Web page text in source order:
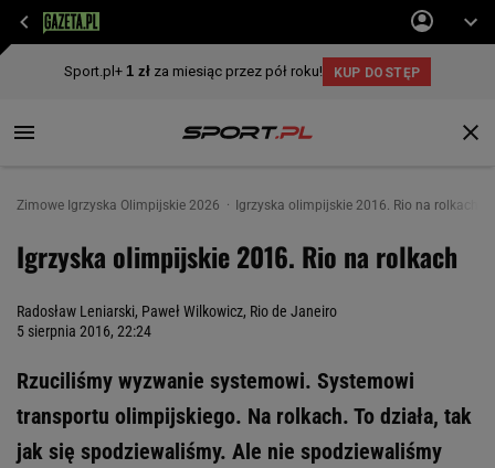
Zimowe Igrzyska Olimpijskie 2026 Igrzyska olimpijskie 2016. Rio na rolkach
Igrzyska olimpijskie 2016. Rio na rolkach
Radosław Leniarski, Paweł Wilkowicz, Rio de Janeiro
5 sierpnia 2016, 22:24
Rzuciliśmy wyzwanie systemowi. Systemowi
transportu olimpijskiego. Na rolkach. To działa, tak
jak się spodziewaliśmy. Ale nie spodziewaliśmy